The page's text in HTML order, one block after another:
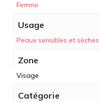
Femme
Usage
Peaux sensibles et sèches
Zone
Visage
Catégorie